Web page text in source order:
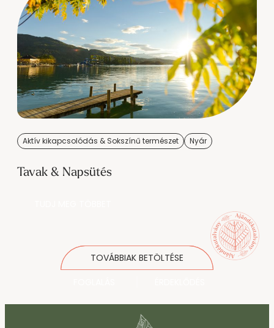
Aktív kikapcsolódás & Sokszínű természet Nyár
Tavak & Napsütés
TOVÁBBIAK BETÖLTÉSE